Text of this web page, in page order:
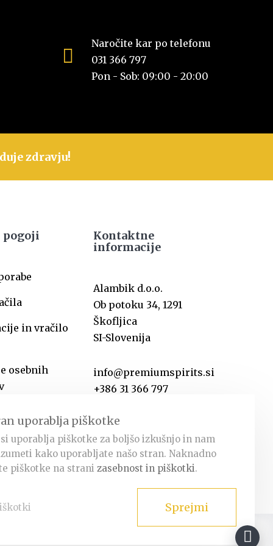
Naročite kar po telefonu
031 366 797
Pon - Sob: 09:00 - 20:00
zdravju!
pogoji
in vračilo
osebnih
Kontaktne
informacije
Alambik d.o.o.
Ob potoku 34, 1291
Škofljica
SI-Slovenija
info@premiumspirits.si
+386 31 366 797
uporablja piškotke
uporablja piškotke za boljšo izkušnjo in nam
kako uporabljate našo stran. Naknadno
piškotke na strani zasebnost in piškotki.
Sprejmi